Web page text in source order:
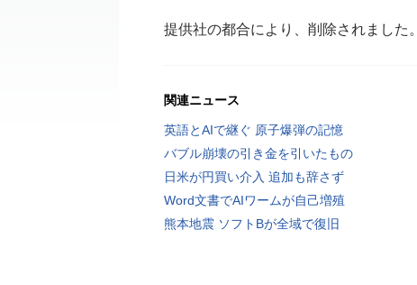
提供社の都合により、削除されました。
関連ニュース
英語とAIで継ぐ 原子爆弾の記憶
バブル崩壊の引き金を引いたもの
日米が円買い介入 追加も辞さず
Word文書でAIワームが自己増殖
熊本地震 ソフトBが全域で復旧